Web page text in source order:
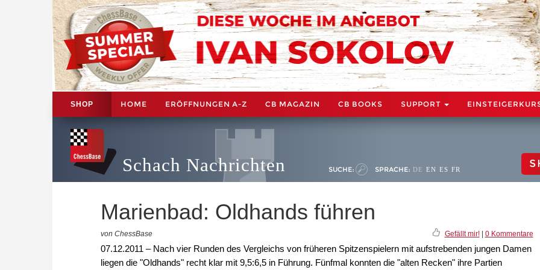
SHOP HOME ERÖFFNUNGEN A-Z CB MAGAZIN CB BOOKS SUPPORT
Schach Nachrichten SUCHE: SPRACHE: DE EN ES FR
Marienbad: Oldhands führen
von ChessBase Gefällt mir!| 0 Kommentare
07.12.2011 – Nach vier Runden des Vergleichs von früheren Spitzenspielern mit aufstrebenden jungen Damen
liegen die "Oldhands" recht klar mit 9,5:6,5 in Führung. Fünfmal konnten die "alten Recken" ihre Partien